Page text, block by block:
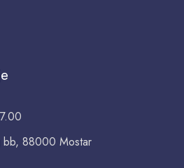
bb, 88000 Mostar